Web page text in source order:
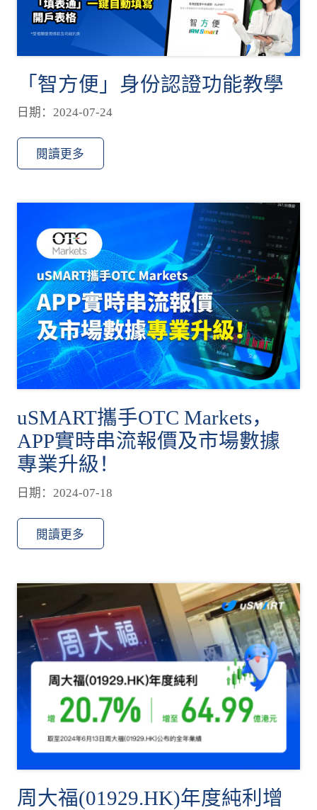
「智方便」身份認證功能教學
日期：2024-07-24
閱讀更多
uSMART攜手OTC Markets，
APP實時串流報價及市場數據
專業升級！
日期：2024-07-18
閱讀更多
周大福(01929.HK)年度純利增